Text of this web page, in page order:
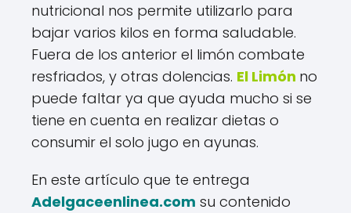
nutricional nos permite utilizarlo para
bajar varios kilos en forma saludable.
Fuera de los anterior el limón combate
resfriados, y otras dolencias. El Limón no
puede faltar ya que ayuda mucho si se
tiene en cuenta en realizar dietas o
consumir el solo jugo en ayunas.
En este artículo que te entrega
Adelgaceenlinea.com su contenido